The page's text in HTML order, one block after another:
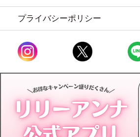
プライバシーポリシー